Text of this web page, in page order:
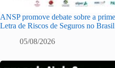
ANSP promove debate sobre a
Letra de Riscos de Seguros no Brasil
05/08/2026